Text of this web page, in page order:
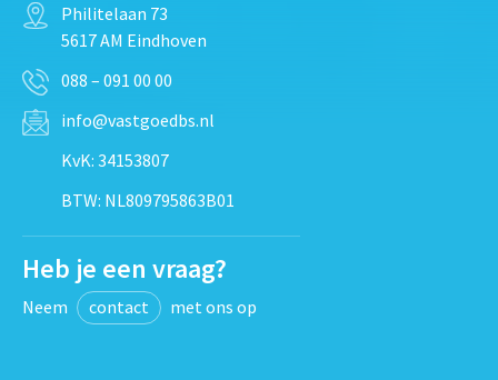
Philitelaan 73
5617 AM Eindhoven
088 – 091 00 00
info@vastgoedbs.nl
KvK: 34153807
BTW: NL809795863B01
Heb je een vraag?
Neem contact met ons op